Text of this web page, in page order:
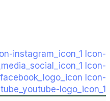
instagram_icon_1 Icon-
Icon-
facebook_logo_icon Icon-
logo_icon_1